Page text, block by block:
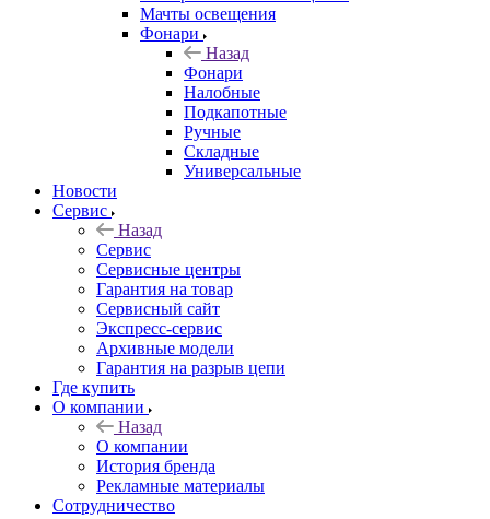
Мачты освещения
Фонари
Назад
Фонари
Налобные
Подкапотные
Ручные
Складные
Универсальные
Новости
Сервис
Назад
Сервис
Сервисные центры
Гарантия на товар
Сервисный сайт
Экспресс-сервис
Архивные модели
Гарантия на разрыв цепи
Где купить
О компании
Назад
О компании
История бренда
Рекламные материалы
Сотрудничество